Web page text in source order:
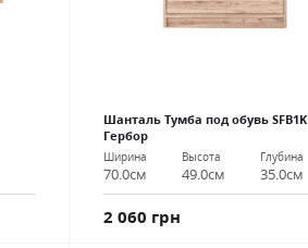
Шанталь Тумба под обувь SFB1K
Гербор
Ширина
70.0см
Высота
49.0см
Глубина
35.0см
2 060 грн